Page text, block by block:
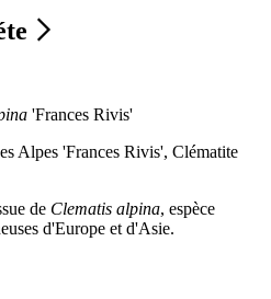
'Frances Rivis'
Alpes 'Frances Rivis', Clématite
de Clematis alpina, espèce
d'Europe et d'Asie.